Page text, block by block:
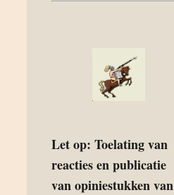
Let op: Toelating van
reacties en publicatie
van opiniestukken van